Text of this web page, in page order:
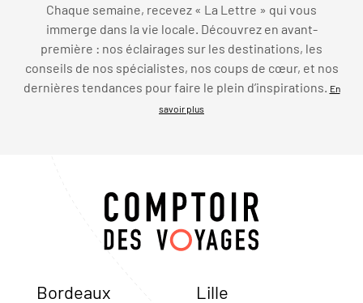
Chaque semaine, recevez « La Lettre » qui vous
immerge dans la vie locale. Découvrez en avant-
première : nos éclairages sur les destinations, les
conseils de nos spécialistes, nos coups de cœur, et nos
dernières tendances pour faire le plein d’inspirations.
En
savoir plus
Bordeaux Lille